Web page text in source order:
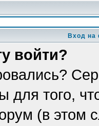
Вход на
войти?
для того,
(в этом